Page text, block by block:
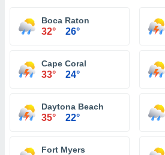
Boca Raton
32° 26°
Cape Coral
33° 24°
Daytona Beach
35° 22°
Fort Myers